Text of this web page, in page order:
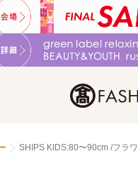
SHIPS KIDS:80〜90cm /フラ